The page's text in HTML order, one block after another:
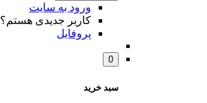
ورود به سایت
کاربر جدیدی هستم؟
پروفایل
0
سبد خرید